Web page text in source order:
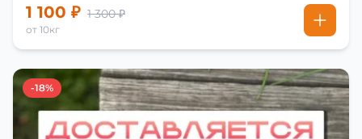
1 100 ₽ 1 300 ₽
от 10кг
-18%